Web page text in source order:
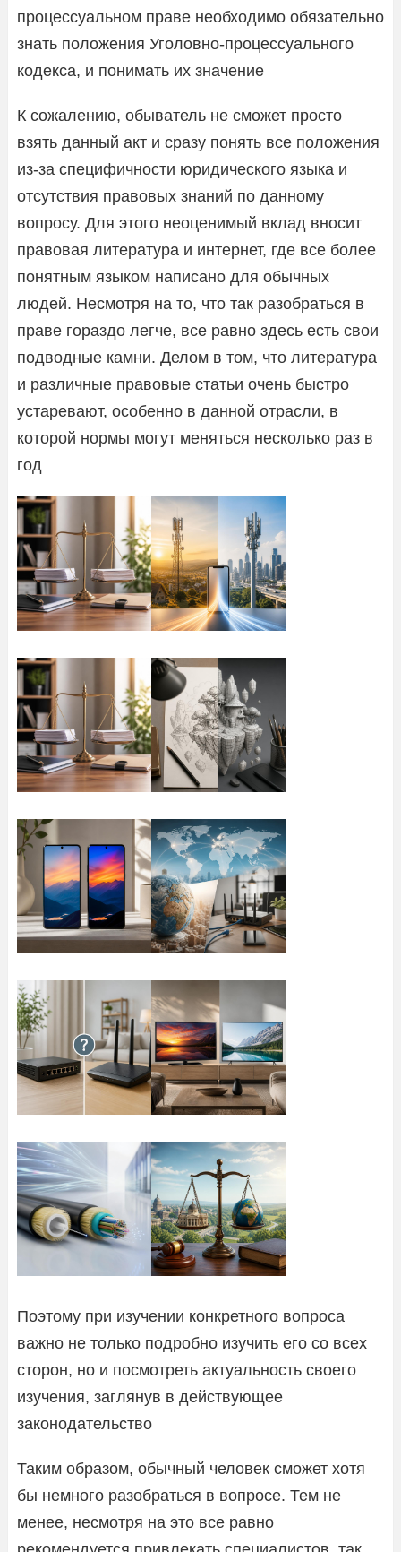
процессуальном праве необходимо обязательно
знать положения Уголовно-процессуального
кодекса, и понимать их значение
К сожалению, обыватель не сможет просто
взять данный акт и сразу понять все положения
из-за специфичности юридического языка и
отсутствия правовых знаний по данному
вопросу. Для этого неоценимый вклад вносит
правовая литература и интернет, где все более
понятным языком написано для обычных
людей. Несмотря на то, что так разобраться в
праве гораздо легче, все равно здесь есть свои
подводные камни. Делом в том, что литература
и различные правовые статьи очень быстро
устаревают, особенно в данной отрасли, в
которой нормы могут меняться несколько раз в
год
Поэтому при изучении конкретного вопроса
важно не только подробно изучить его со всех
сторон, но и посмотреть актуальность своего
изучения, заглянув в действующее
законодательство
Таким образом, обычный человек сможет хотя
бы немного разобраться в вопросе. Тем не
менее, несмотря на это все равно